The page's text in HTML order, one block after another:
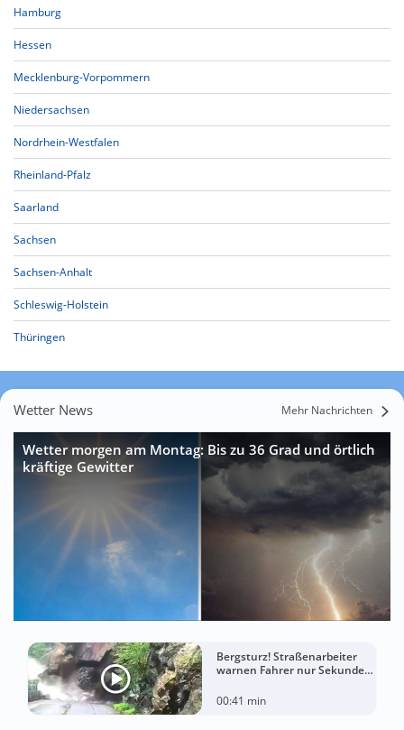
Hamburg
Hessen
Mecklenburg-Vorpommern
Niedersachsen
Nordrhein-Westfalen
Rheinland-Pfalz
Saarland
Sachsen
Sachsen-Anhalt
Schleswig-Holstein
Thüringen
Wetter News Mehr Nachrichten
Wetter morgen am Montag: Bis zu 36 Grad und örtlich
kräftige Gewitter
Bergsturz! Straßenarbeiter
warnen Fahrer nur Sekunden
00:41 min